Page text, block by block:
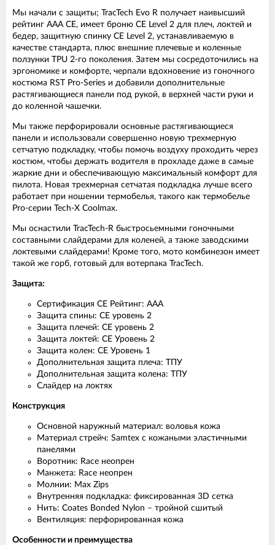
Мы начали с защиты; TracTech Evo R получает наивысший
рейтинг AAA CE, имеет броню CE Level 2 для плеч, локтей и
бедер, защитную спинку CE Level 2, устанавливаемую в
качестве стандарта, плюс внешние плечевые и коленные
ползунки TPU 2-го поколения. Затем мы сосредоточились на
эргономике и комфорте, черпали вдохновение из гоночного
костюма RST Pro-Series и добавили дополнительные
растягивающиеся панели под рукой, в верхней части руки и
до коленной чашечки.
Мы также перфорировали основные растягивающиеся
панели и использовали совершенно новую трехмерную
сетчатую подкладку, чтобы помочь воздуху проходить через
костюм, чтобы держать водителя в прохладе даже в самые
жаркие дни и обеспечивающую максимальный комфорт для
пилота. Новая трехмерная сетчатая подкладка лучше всего
работает при ношении термобелья, такого как термобелье
Pro-серии Tech-X Coolmax.
Мы оснастили TracTech-R быстросьемными гоночными
составными слайдерами для коленей, а также заводскими
локтевыми слайдерами! Кроме того, мото комбинезон имеет
такой же горб, готовый для вотерпака TracTech.
Защита:
Сертификация CE Рейтинг: AAА
Защита спины: CE уровень 2
Защита плечей: CE уровень 2
Защита локтей: CE Уровень 2
Защита колен: CE Уровень 1
Дополнительная защита плеча: ТПУ
Дополнительная защита колена: ТПУ
Слайдер на локтях
Конструкция
Основной наружный материал: воловья кожа
Материал стрейч: Samtex с кожаными эластичными
панелями
Воротник: Race неопрен
Манжета: Race неопрен
Молнии: Max Zips
Внутренняя подкладка: фиксированная 3D сетка
Нить: Coates Bonded Nylon – тройной сшитый
Вентиляция: перфорированная кожа
Особенности и преимущества